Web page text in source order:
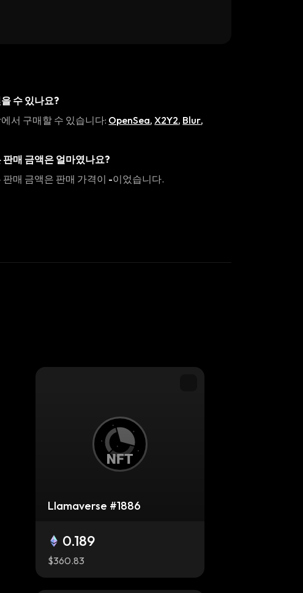
수 있나요?
서 구매할 수 있습니다: OpenSea,X2Y2, Blur,
판매 금액은 얼마였나요?
판매 금액은 판매 가격이 -이었습니다.
Llamaverse #1886
0.189
$360.83